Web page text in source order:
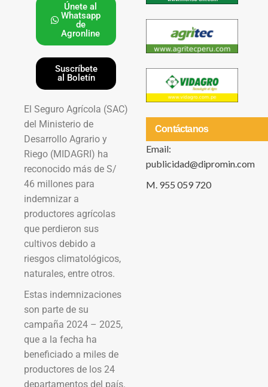
Únete al
Whatsapp
de
Agronline
Suscríbete
al Boletín
El Seguro Agrícola (SAC)
del Ministerio de
Desarrollo Agrario y
Riego (MIDAGRI) ha
reconocido más de S/
46 millones para
indemnizar a
productores agrícolas
que perdieron sus
cultivos debido a
riesgos climatológicos,
naturales, entre otros.
Estas indemnizaciones
son parte de su
campaña 2024 – 2025,
que a la fecha ha
beneficiado a miles de
productores de los 24
departamentos del país.
Contáctanos
Email:
publicidad@dipromin.com
M. 955 059 720